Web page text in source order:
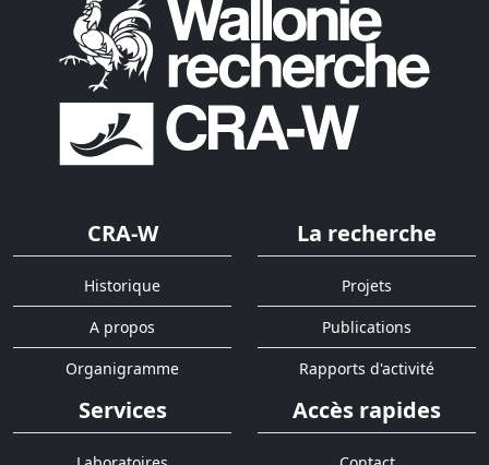
CRA-W
Historique
A propos
Organigramme
La recherche
Projets
Publications
Rapports d'activité
Services Accès rapides